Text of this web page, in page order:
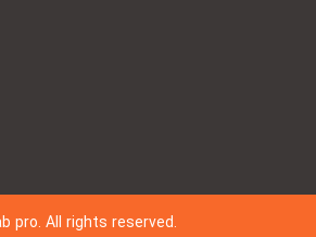
pro. All rights reserved.